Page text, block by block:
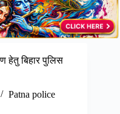
हेतु बिहार पुलिस
Patna police